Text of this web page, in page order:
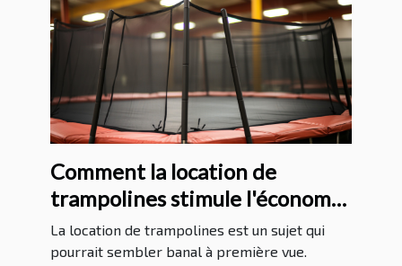
Comment la location de
trampolines stimule l'économie
locale
La location de trampolines est un sujet qui
pourrait sembler banal à première vue.